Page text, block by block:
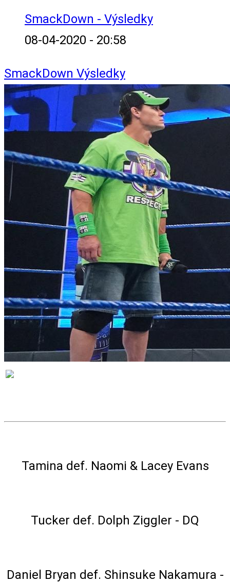
SmackDown - Výsledky
08-04-2020 - 20:58
SmackDown Výsledky
Tamina def. Naomi & Lacey Evans
Tucker def. Dolph Ziggler - DQ
Daniel Bryan def. Shinsuke Nakamura -